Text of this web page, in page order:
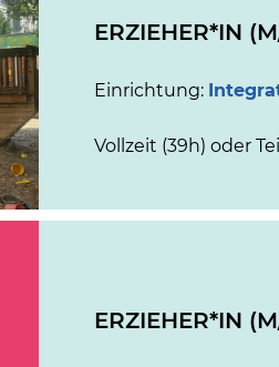
ERZIEHER*IN
Einrichtung:
Vollzeit (39h) oder
ERZIEHER*IN